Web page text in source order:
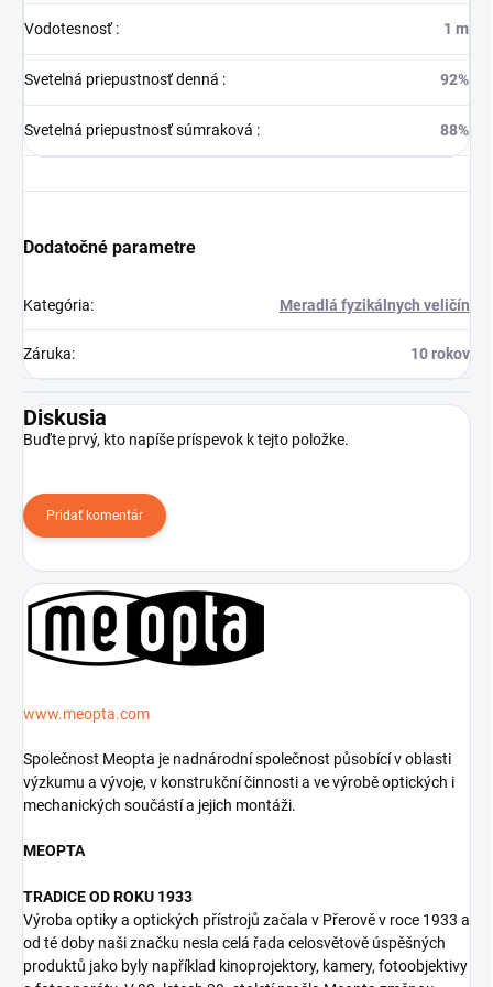
Vodotesnosť : 1 m
Svetelná priepustnosť denná : 92%
Svetelná priepustnosť súmraková : 88%
Dodatočné parametre
Kategória: Meradlá fyzikálnych veličín
Záruka: 10 rokov
Diskusia
Buďte prvý, kto napíše príspevok k tejto položke.
Pridať komentár
www.meopta.com
Společnost Meopta je nadnárodní společnost působící v oblasti
výzkumu a vývoje, v konstrukční činnosti a ve výrobě optických i
mechanických součástí a jejich montáži.
MEOPTA
TRADICE OD ROKU 1933
Výroba optiky a optických přístrojů začala v Přerově v roce 1933 a
od té doby naši značku nesla celá řada celosvětově úspěšných
produktů jako byly například kinoprojektory, kamery, fotoobjektivy